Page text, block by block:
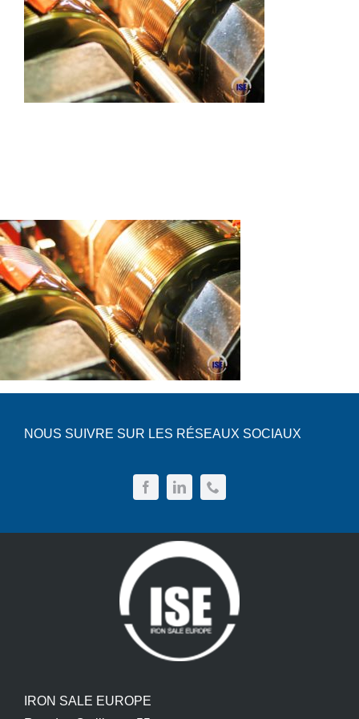
Autres produits
Boulonnerie spéciale
Français
Nederlands
NOUS SUIVRE SUR LES RÉSEAUX SOCIAUX
IRON SALE EUROPE